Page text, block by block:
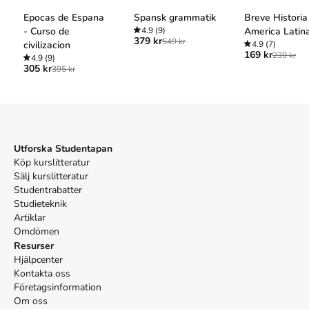
Epocas de Espana
- Curso de
civilizacion
4.9 (9)
305 kr395 kr
Spansk grammatik
4.9 (9)
379 kr549 kr
Breve
America
4.9 (7)
169 kr239 kr
Utforska Studentapan
Köp kurslitteratur
Sälj kurslitteratur
Studentrabatter
Studieteknik
Artiklar
Omdömen
Resurser
Hjälpcenter
Kontakta oss
Företagsinformation
Om oss